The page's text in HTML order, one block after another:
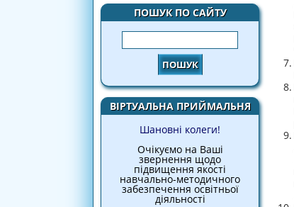
ПОШУК ПО САЙТУ
Пошук
ВІРТУАЛЬНА ПРИЙМАЛЬНЯ
Шановні колеги!
Очікуємо на Ваші
звернення щодо
підвищення якості
навчально-методичного
забезпечення освітньої
діяльності